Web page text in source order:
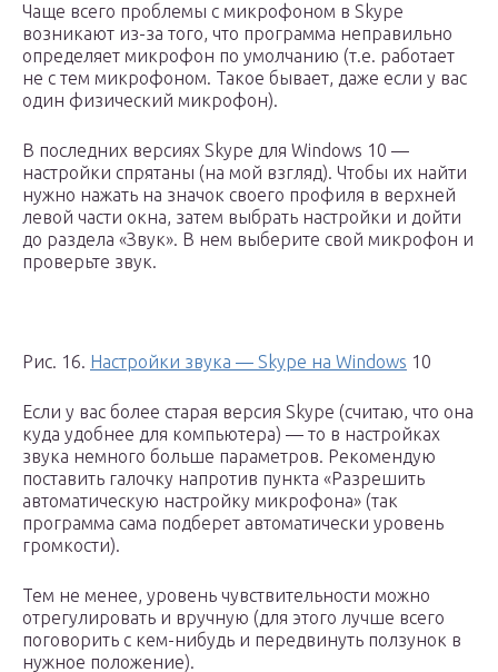
Чаще всего проблемы с микрофоном в Skype
возникают из-за того, что программа неправильно
определяет микрофон по умолчанию (т.е. работает
не с тем микрофоном. Такое бывает, даже если у вас
один физический микрофон).
В последних версиях Skype для Windows 10 —
настройки спрятаны (на мой взгляд). Чтобы их найти
нужно нажать на значок своего профиля в верхней
левой части окна, затем выбрать настройки и дойти
до раздела «Звук». В нем выберите свой микрофон и
проверьте звук.
Рис. 16. Настройки звука — Skype на Windows 10
Если у вас более старая версия Skype (считаю, что она
куда удобнее для компьютера) — то в настройках
звука немного больше параметров. Рекомендую
поставить галочку напротив пункта «Разрешить
автоматическую настройку микрофона» (так
программа сама подберет автоматически уровень
громкости).
Тем не менее, уровень чувствительности можно
отрегулировать и вручную (для этого лучше всего
поговорить с кем-нибудь и передвинуть ползунок в
нужное положение).